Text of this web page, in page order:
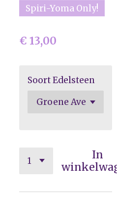
Spiri-Yoma Only!
€ 13,00
Soort Edelsteen
In